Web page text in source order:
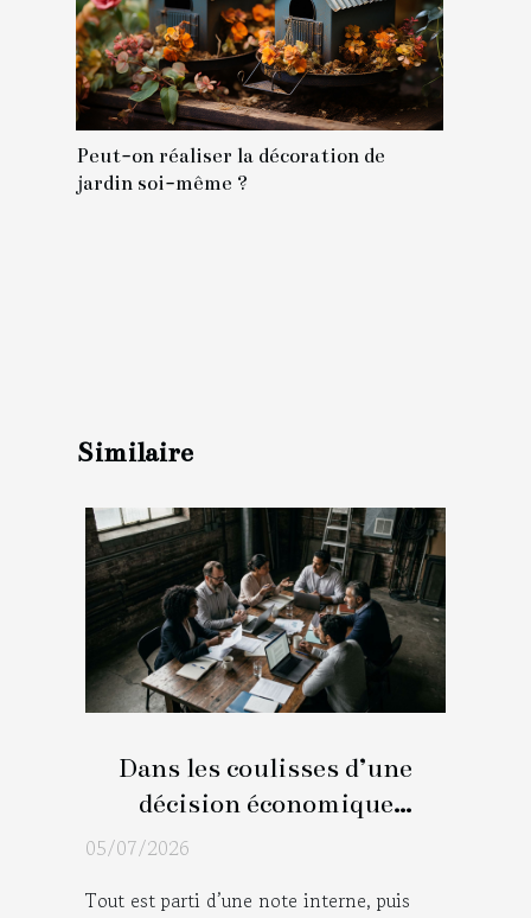
Peut-on réaliser la décoration de
jardin soi-même ?
Similaire
Dans les coulisses d’une
décision économique
majeure : récit d’un
05/07/2026
Tout est parti d’une note interne, puis